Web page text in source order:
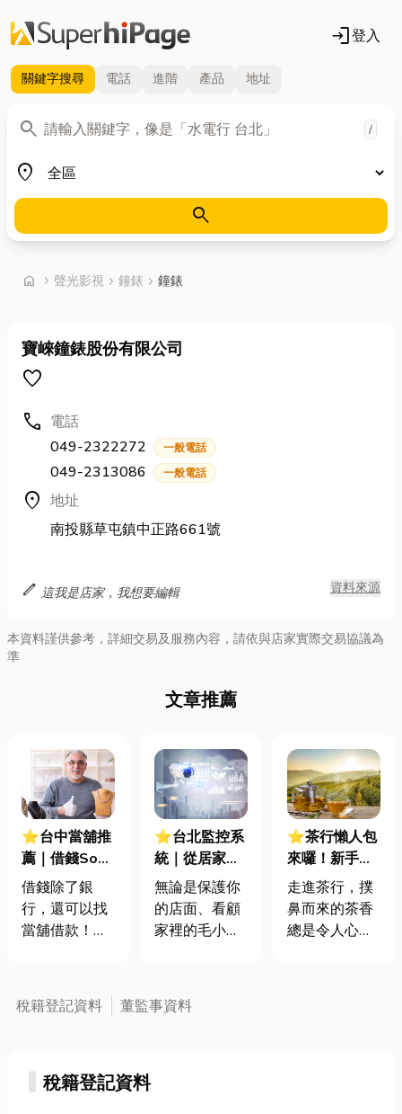
login登入
關鍵字搜尋 電話 進階 產品 地址
search
關鍵字 /
place
地區
search
home chevron_right 首頁
聲光影視 chevron_right 鐘錶 chevron_right 鐘錶
寶崍鐘錶股份有限公司
favorite
call 電話
049-2322272
一般電話
049-2313086 一般電話
location_on 地址
南投縣草屯鎮中正路661號
edit 這我是店家，我想要編輯 資料來源
本資料謹供參考，詳細交易及服務內容，請依與店家實際交易協議為
準
文章推薦
⭐台中當舖推
薦｜借錢So
Easy！當舖借
款流程、還款
條件、注意事
借錢除了銀
行，還可以找
當舖借款！很
陌生，但其實
當舖借款很方
想知道當舖借
⭐台北監控系
統｜從居家到
商家，監控系
統如何保護
你？監控系統
無論是保護你
的店面、看顧
家裡的毛小
早已默默融入
我們的生活，
⭐茶行懶人包
來囉！新手走
進茶行不心
慌！5 分鐘掌
握核心知識，
走進茶行，撲
鼻而來的茶香
總是令人心曠
稅籍登記資料 董監事資料
稅籍登記資料